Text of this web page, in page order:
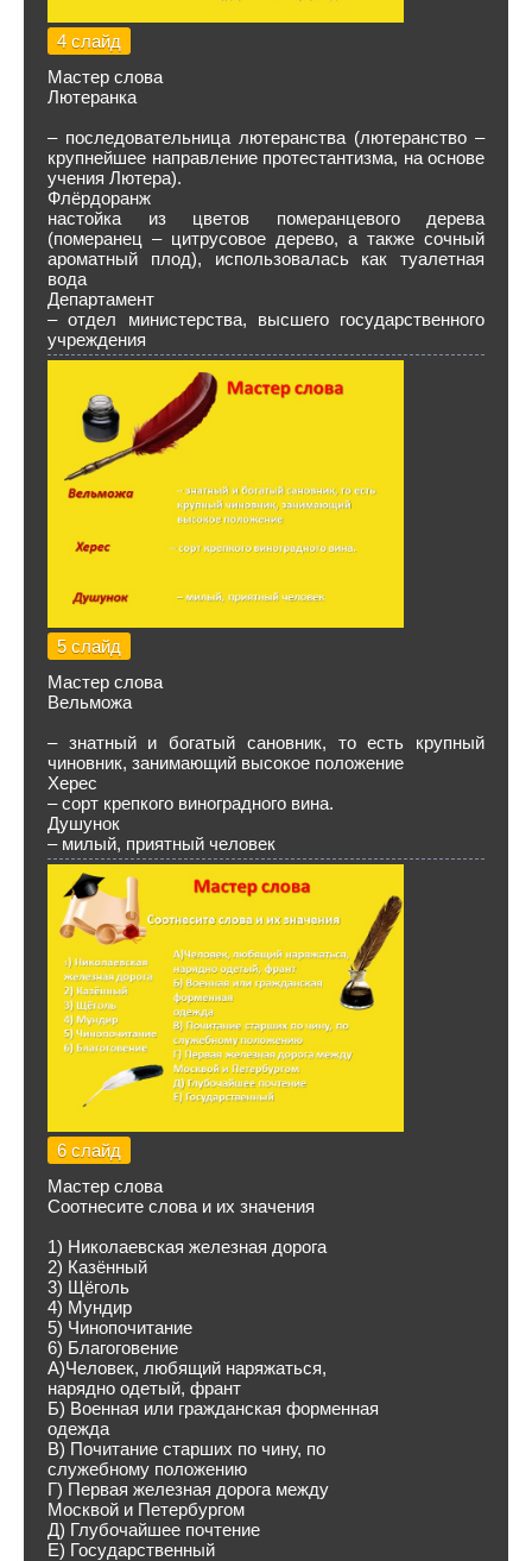
4 слайд
Мастер слова
Лютеранка
– последовательница лютеранства (лютеранство –
крупнейшее направление протестантизма, на основе
учения Лютера).
Флёрдоранж
настойка из цветов померанцевого дерева
(померанец – цитрусовое дерево, а также сочный
ароматный плод), использовалась как туалетная
вода
Департамент
– отдел министерства, высшего государственного
учреждения
5 слайд
Мастер слова
Вельможа
– знатный и богатый сановник, то есть крупный
чиновник, занимающий высокое положение
Херес
– сорт крепкого виноградного вина.
Душунок
– милый, приятный человек
6 слайд
Мастер слова
Соотнесите слова и их значения
1) Николаевская железная дорога
2) Казённый
3) Щёголь
4) Мундир
5) Чинопочитание
6) Благоговение
А)Человек, любящий наряжаться,
нарядно одетый, франт
Б) Военная или гражданская форменная
одежда
В) Почитание старших по чину, по
служебному положению
Г) Первая железная дорога между
Москвой и Петербургом
Д) Глубочайшее почтение
Е) Государственный